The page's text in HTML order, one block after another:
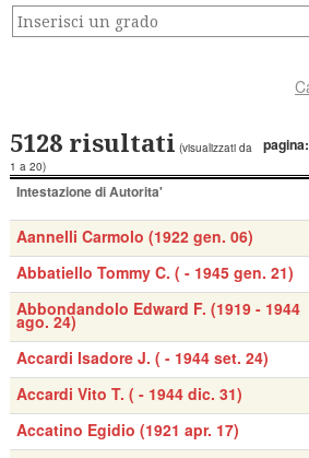
pagina:
5128 risultati (visualizzati da
1 a 20)
Intestazione di Autorita'
Aannelli Carmolo (1922 gen. 06)
Abbatiello Tommy C. ( - 1945 gen. 21)
Abbondandolo Edward F. (1919 - 1944
ago. 24)
Accardi Isadore J. ( - 1944 set. 24)
Accardi Vito T. ( - 1944 dic. 31)
Accatino Egidio (1921 apr. 17)